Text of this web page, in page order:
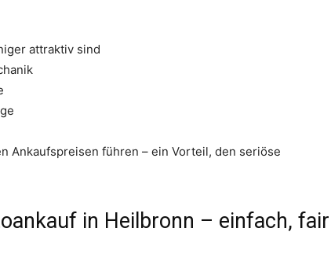
attraktiv sind
Ankaufspreisen führen – ein Vorteil, den seriöse
in Heilbronn – einfach, fair